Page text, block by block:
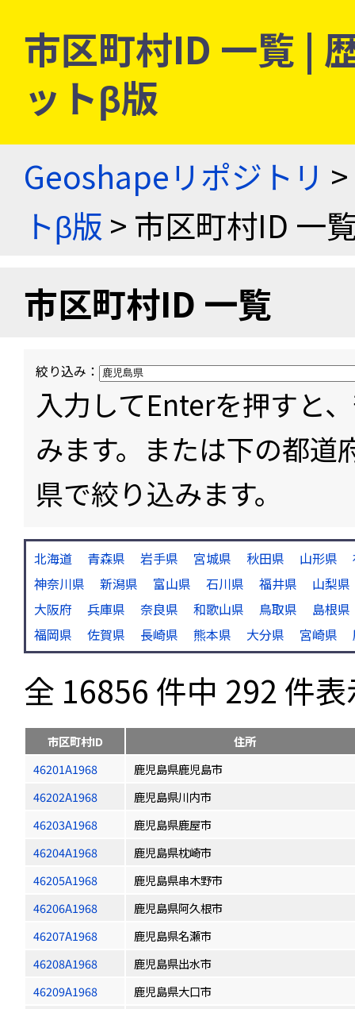
市区町村ID 一覧 |
ットβ版
Geoshapeリポジトリ >
トβ版 > 市区町村ID 一
市区町村ID 一覧
絞り込み：
入力してEnterを押すと
みます。または下の都道
県で絞り込みます。
北海道 青森県 岩手県 宮城県 秋田県 山形県
神奈川県
新潟県 富山県 石川県 福井県
山梨県
大阪府
兵庫県 奈良県 和歌山県 鳥取県
島根県
福岡県
佐賀県 長崎県 熊本県 大分県 宮崎県
全 16856 件中 292 件
市区町村ID
住所
46201A1968
鹿児島県鹿児島市
46202A1968
鹿児島県川内市
46203A1968
鹿児島県鹿屋市
46204A1968
鹿児島県枕崎市
46205A1968
鹿児島県串木野市
46206A1968
鹿児島県阿久根市
46207A1968
鹿児島県名瀬市
46208A1968
鹿児島県出水市
46209A1968
鹿児島県大口市